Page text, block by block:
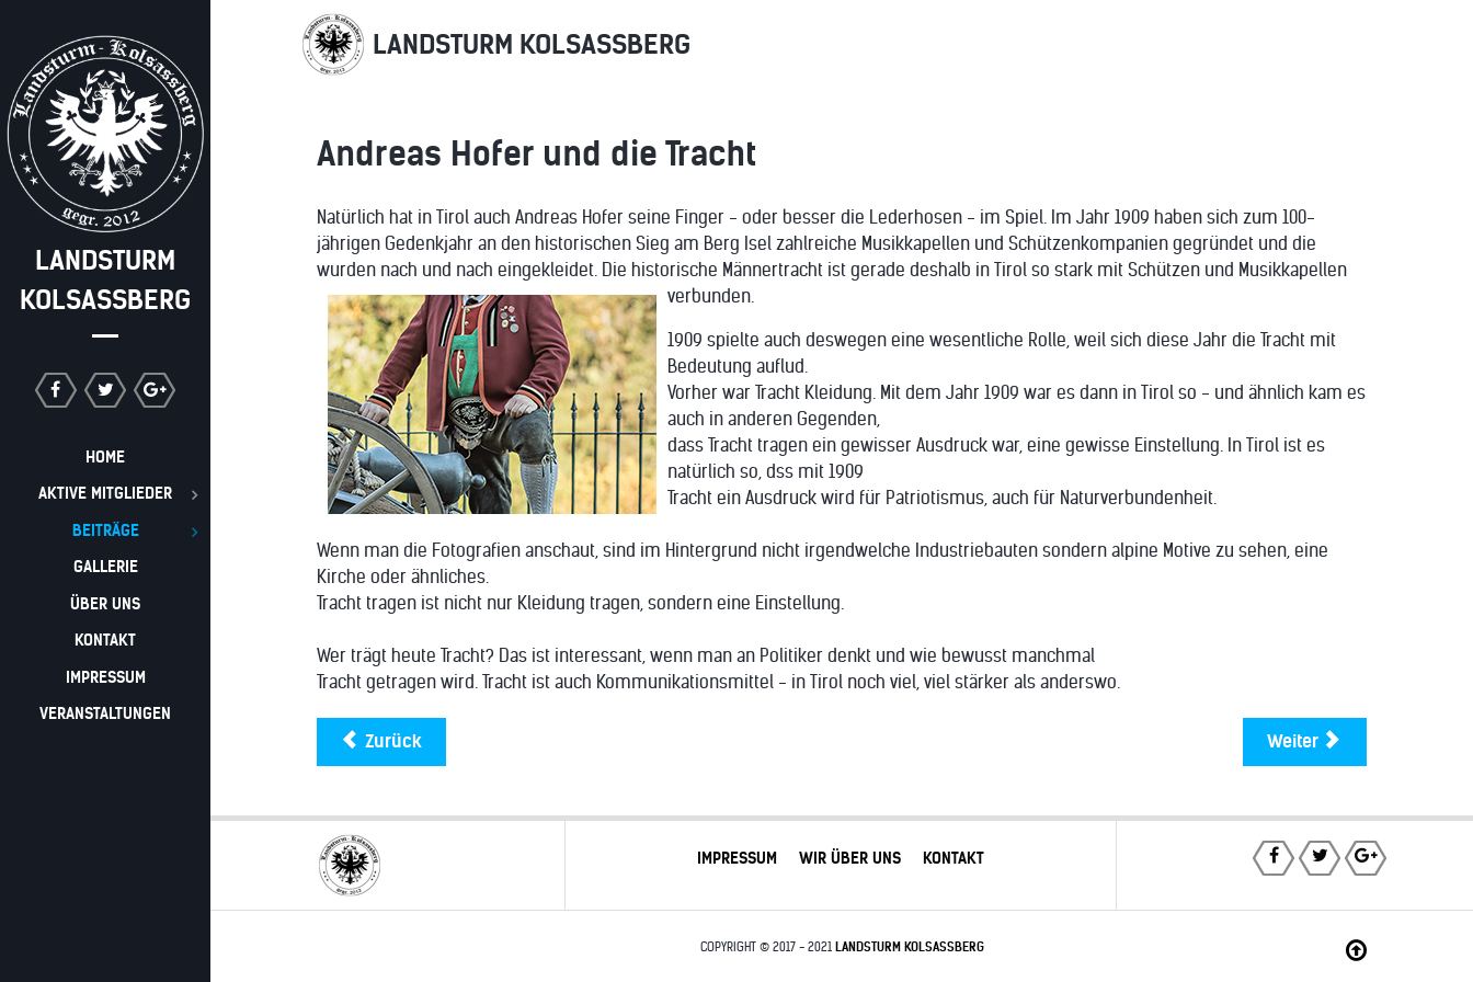
LANDSTURM KOLSASSBERG
Andreas Hofer und die Tracht
Natürlich hat in Tirol auch Andreas Hofer seine Finger - oder besser die Lederhosen - im Spiel. Im Jahr 1909 haben sich zum 100-
jährigen Gedenkjahr an den historischen Sieg am Berg Isel zahlreiche Musikkapellen und Schützenkompanien gegründet und die
wurden nach und nach eingekleidet. Die historische Männertracht ist gerade deshalb in Tirol so stark mit Schützen und Musikkapellen
verbunden.
1909 spielte auch deswegen eine wesentliche Rolle, weil sich diese Jahr die Tracht mit
Bedeutung auflud.
Vorher war Tracht Kleidung. Mit dem Jahr 1909 war es dann in Tirol so - und ähnlich kam es
auch in anderen Gegenden,
dass Tracht tragen ein gewisser Ausdruck war, eine gewisse Einstellung. In Tirol ist es
natürlich so, dss mit 1909
Tracht ein Ausdruck wird für Patriotismus, auch für Naturverbundenheit.
Wenn man die Fotografien anschaut, sind im Hintergrund nicht irgendwelche Industriebauten sondern alpine Motive zu sehen, eine
Kirche oder ähnliches.
Tracht tragen ist nicht nur Kleidung tragen, sondern eine Einstellung.
Wer trägt heute Tracht? Das ist interessant, wenn man an Politiker denkt und wie bewusst manchmal
Tracht getragen wird. Tracht ist auch Kommunikationsmittel - in Tirol noch viel, viel stärker als anderswo.
Zurück Weiter
IMPRESSUM WIR ÜBER UNS KONTAKT
COPYRIGHT © 2017 - 2021 LANDSTURM KOLSASSBERG
LANDSTURM
KOLSASSBERG
HOME
AKTIVE MITGLIEDER
BEITRÄGE
GALLERIE
ÜBER UNS
KONTAKT
IMPRESSUM
VERANSTALTUNGEN